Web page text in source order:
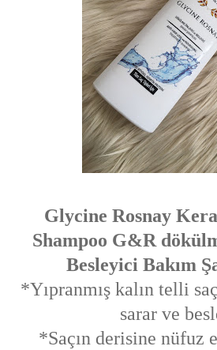
Glycine Rosnay
Shampoo G&R
Besleyici Bakım
*Yıpranmış kalın telli
sarar ve
*Saçın derisine nüfuz